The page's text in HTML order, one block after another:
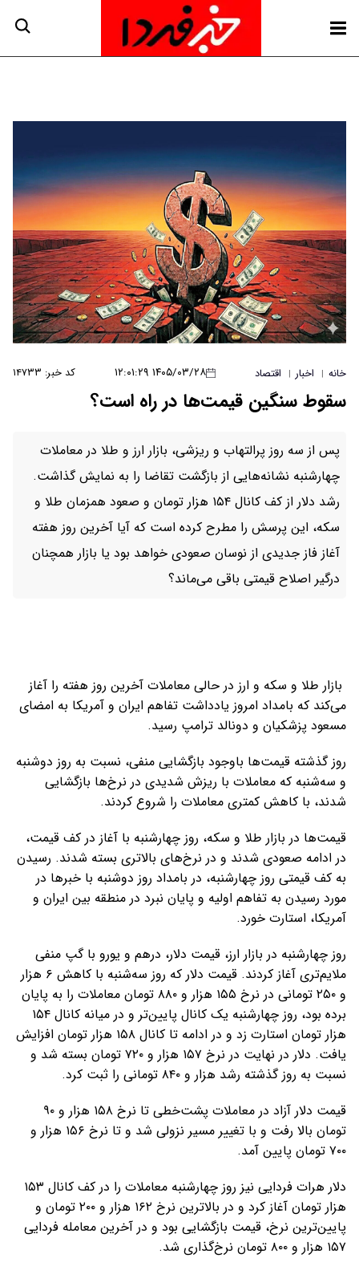
خانه | اخبار | اقتصاد ۱۴۰۵/۰۳/۲۸ ۱۲:۰۱:۲۹ کد خبر: ۱۴۷۳۳
سقوط سنگین قیمت‌ها در راه است؟
پس از سه روز پرالتهاب و ریزشی، بازار ارز و طلا در معاملات
چهارشنبه نشانه‌هایی از بازگشت تقاضا را به نمایش گذاشت.
رشد دلار از کف کانال ۱۵۴ هزار تومان و صعود همزمان طلا و
سکه، این پرسش را مطرح کرده است که آیا آخرین روز هفته
آغاز فاز جدیدی از نوسان صعودی خواهد بود یا بازار همچنان
درگیر اصلاح قیمتی باقی می‌ماند؟
بازار طلا و سکه و ارز در حالی معاملات آخرین روز هفته را آغاز
می‌کند که بامداد امروز یادداشت تفاهم ایران و آمریکا به امضای
مسعود پزشکیان و دونالد ترامپ رسید.
روز گذشته قیمت‌ها باوجود بازگشایی منفی، نسبت به روز دوشنبه
و سه‌شنبه که معاملات با ریزش شدیدی در نرخ‌ها بازگشایی
شدند، با کاهش کمتری معاملات را شروع کردند.
قیمت‌ها در بازار طلا و سکه، روز چهارشنبه با آغاز در کف قیمت،
در ادامه صعودی شدند و در نرخ‌های بالاتری بسته شدند. رسیدن
به کف قیمتی روز چهارشنبه، در بامداد روز دوشنبه با خبرها در
مورد رسیدن به تفاهم اولیه و پایان نبرد در منطقه بین ایران و
آمریکا، استارت خورد.
روز چهارشنبه در بازار ارز، قیمت دلار، درهم و یورو با گپ منفی
ملایم‌تری آغاز کردند. قیمت دلار که روز سه‌شنبه با کاهش ۶ هزار
و ۲۵۰ تومانی در نرخ ۱۵۵ هزار و ۸۸۰ تومان معاملات را به پایان
برده بود، روز چهارشنبه یک کانال پایین‌تر و در میانه کانال ۱۵۴
هزار تومان استارت زد و در ادامه تا کانال ۱۵۸ هزار تومان افزایش
یافت. دلار در نهایت در نرخ ۱۵۷ هزار و ۷۲۰ تومان بسته شد و
نسبت به روز گذشته رشد هزار و ۸۴۰ تومانی را ثبت کرد.
قیمت دلار آزاد در معاملات پشت‌خطی تا نرخ ۱۵۸ هزار و ۹۰
تومان بالا رفت و با تغییر مسیر نزولی شد و تا نرخ ۱۵۶ هزار و
۷۰۰ تومان پایین آمد.
دلار هرات فردایی نیز روز چهارشنبه معاملات را در کف کانال ۱۵۳
هزار تومان آغاز کرد و در بالاترین نرخ ۱۶۲ هزار و ۲۰۰ تومان و
پایین‌ترین نرخ، قیمت بازگشایی بود و در آخرین معامله فردایی
۱۵۷ هزار و ۸۰۰ تومان نرخ‌گذاری شد.